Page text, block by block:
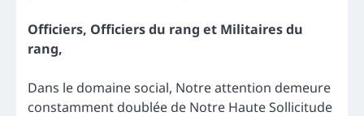
Officiers, Officiers du rang et Militaires du
rang,
Dans le domaine social, Notre attention demeure
constamment doublée de Notre Haute Sollicitude